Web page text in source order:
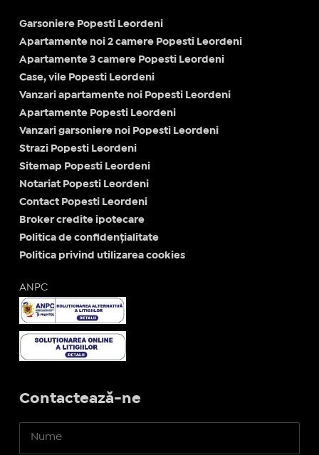
Garsoniere Popesti Leordeni
Apartamente noi 2 camere Popesti Leordeni
Apartamente 3 camere Popesti Leordeni
Case, vile Popesti Leordeni
Vanzari apartamente noi Popesti Leordeni
Apartamente Popesti Leordeni
Vanzari garsoniere noi Popesti Leordeni
Strazi Popesti Leordeni
Sitemap Popesti Leordeni
Notariat Popesti Leordeni
Contact Popesti Leordeni
Broker credite ipotecare
Politica de confidențialitate
Politica privind utilizarea cookies
ANPC
Contactează-ne